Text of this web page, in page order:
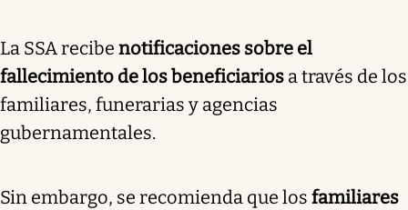
La SSA recibe notificaciones sobre el
fallecimiento de los beneficiarios a través de los
familiares, funerarias y agencias
gubernamentales.
Sin embargo, se recomienda que los familiares